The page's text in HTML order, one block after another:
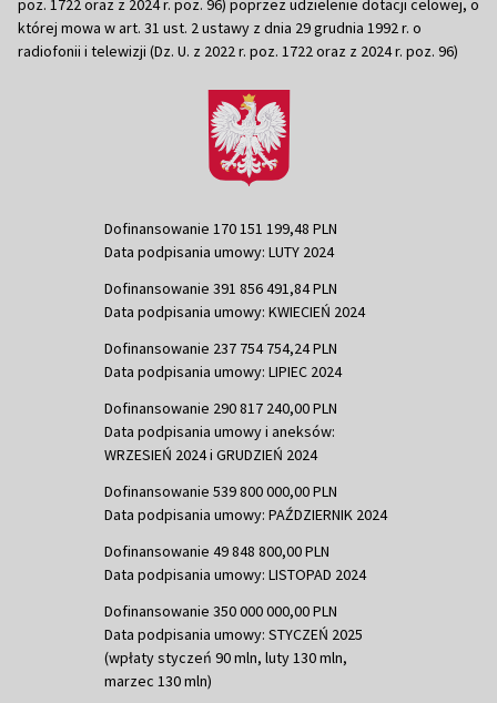
poz. 1722 oraz z 2024 r. poz. 96) poprzez udzielenie dotacji celowej, o
której mowa w art. 31 ust. 2 ustawy z dnia 29 grudnia 1992 r. o
radiofonii i telewizji (Dz. U. z 2022 r. poz. 1722 oraz z 2024 r. poz. 96)
Dofinansowanie 170 151 199,48 PLN
Data podpisania umowy: LUTY 2024
Dofinansowanie 391 856 491,84 PLN
Data podpisania umowy: KWIECIEŃ 2024
Dofinansowanie 237 754 754,24 PLN
Data podpisania umowy: LIPIEC 2024
Dofinansowanie 290 817 240,00 PLN
Data podpisania umowy i aneksów:
WRZESIEŃ 2024 i GRUDZIEŃ 2024
Dofinansowanie 539 800 000,00 PLN
Data podpisania umowy: PAŹDZIERNIK 2024
Dofinansowanie 49 848 800,00 PLN
Data podpisania umowy: LISTOPAD 2024
Dofinansowanie 350 000 000,00 PLN
Data podpisania umowy: STYCZEŃ 2025
(wpłaty styczeń 90 mln, luty 130 mln,
marzec 130 mln)